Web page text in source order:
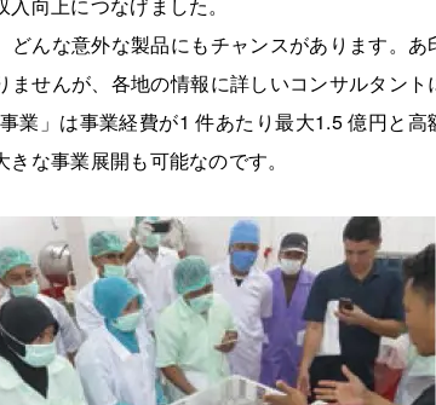
んな意外な製品にもチャンスがあります。あ
せんが、各地の情報に詳しいコンサルタント
業」は事業経費が1 件あたり最大1.5 億円と高
な事業展開も可能なのです。